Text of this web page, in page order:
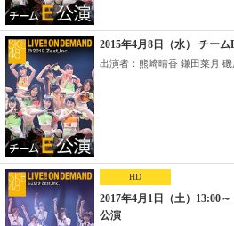
2015年4月8日（水） チー
出演者：熊崎晴香 鎌田菜月 磯
HD
2017年4月1日（土）13:00
公演